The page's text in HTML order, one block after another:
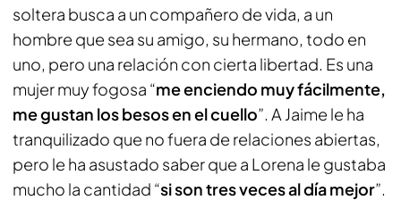
soltera busca a un compañero de vida, a un
hombre que sea su amigo, su hermano, todo en
uno, pero una relación con cierta libertad. Es una
mujer muy fogosa “me enciendo muy fácilmente,
me gustan los besos en el cuello”. A Jaime le ha
tranquilizado que no fuera de relaciones abiertas,
pero le ha asustado saber que a Lorena le gustaba
mucho la cantidad “si son tres veces al día mejor”.